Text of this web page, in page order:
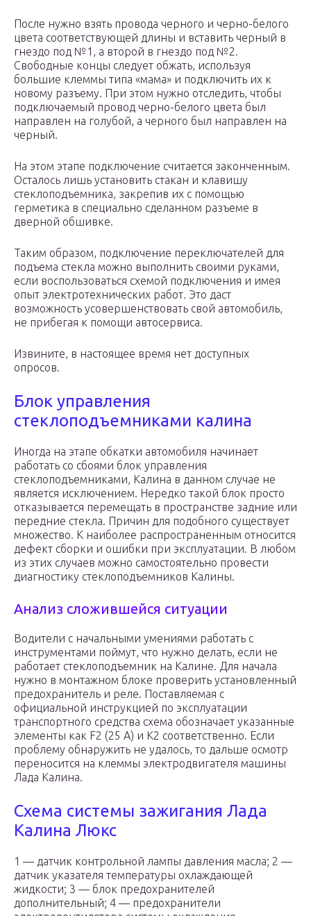
После нужно взять провода черного и черно-белого
цвета соответствующей длины и вставить черный в
гнездо под №1, а второй в гнездо под №2.
Свободные концы следует обжать, используя
большие клеммы типа «мама» и подключить их к
новому разъему. При этом нужно отследить, чтобы
подключаемый провод черно-белого цвета был
направлен на голубой, а черного был направлен на
черный.
На этом этапе подключение считается законченным.
Осталось лишь установить стакан и клавишу
стеклоподъемника, закрепив их с помощью
герметика в специально сделанном разъеме в
дверной обшивке.
Таким образом, подключение переключателей для
подъема стекла можно выполнить своими руками,
если воспользоваться схемой подключения и имея
опыт электротехнических работ. Это даст
возможность усовершенствовать свой автомобиль,
не прибегая к помощи автосервиса.
Извините, в настоящее время нет доступных
опросов.
Блок управления
стеклоподъемниками калина
Иногда на этапе обкатки автомобиля начинает
работать со сбоями блок управления
стеклоподъемниками, Калина в данном случае не
является исключением. Нередко такой блок просто
отказывается перемещать в пространстве задние или
передние стекла. Причин для подобного существует
множество. К наиболее распространенным относится
дефект сборки и ошибки при эксплуатации. В любом
из этих случаев можно самостоятельно провести
диагностику стеклоподъемников Калины.
Анализ сложившейся ситуации
Водители с начальными умениями работать с
инструментами поймут, что нужно делать, если не
работает стеклоподъемник на Калине. Для начала
нужно в монтажном блоке проверить установленный
предохранитель и реле. Поставляемая с
официальной инструкцией по эксплуатации
транспортного средства схема обозначает указанные
элементы как F2 (25 А) и К2 соответственно. Если
проблему обнаружить не удалось, то дальше осмотр
переносится на клеммы электродвигателя машины
Лада Калина.
Схема системы зажигания Лада
Калина Люкс
1 — датчик контрольной лампы давления масла; 2 —
датчик указателя температуры охлаждающей
жидкости; 3 — блок предохранителей
дополнительный; 4 — предохранители